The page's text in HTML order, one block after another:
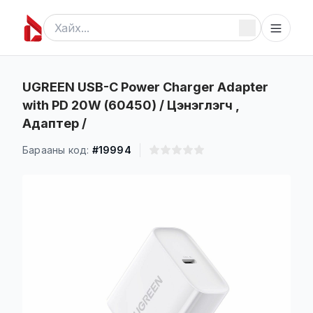
UGREEN USB-C Power Charger Adapter
with PD 20W (60450) / Цэнэглэгч ,
Адаптер /
Барааны код: #19994